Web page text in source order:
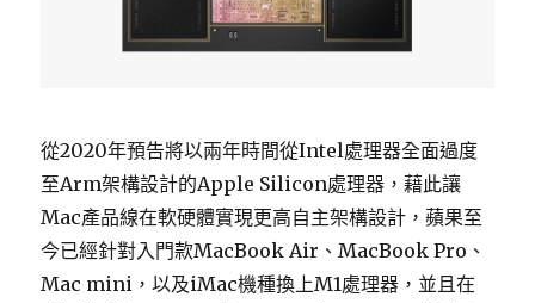
從2020年預告將以兩年時間從Intel處理器全面過度
至Arm架構設計的Apple Silicon處理器，藉此讓
Mac產品線在軟硬體實現更高自主架構設計，蘋果至
今已經針對入門款MacBook Air、MacBook Pro、
Mac mini，以及iMac機種換上M1處理器，並且在